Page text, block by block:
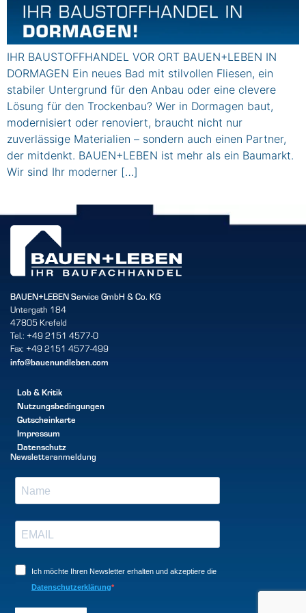
IHR BAUSTOFFHANDEL VOR ORT BAUEN+LEBEN IN
DORMAGEN Ein neues Bad mit stilvollen Fliesen, ein
stabiler Untergrund für den Anbau oder eine clevere
Lösung für den Trockenbau? Wer in Dormagen baut,
modernisiert oder renoviert, braucht nicht nur
zuverlässige Materialien – sondern auch einen Partner,
der mitdenkt. BAUEN+LEBEN ist mehr als ein Baumarkt.
Wir sind Ihr moderner […]
BAUEN+LEBEN Service GmbH & Co. KG
Untergath 184
47805 Krefeld
Tel.: +49 2151 4577-0
Fax: +49 2151 4577-499
info@bauenundleben.com
Lob & Kritik
Nutzungsbedingungen
Gutscheinkarte
Impressum
Datenschutz
Newsletteranmeldung
Ich möchte Ihren Newsletter erhalten und akzeptiere die
Datenschutzerklärung